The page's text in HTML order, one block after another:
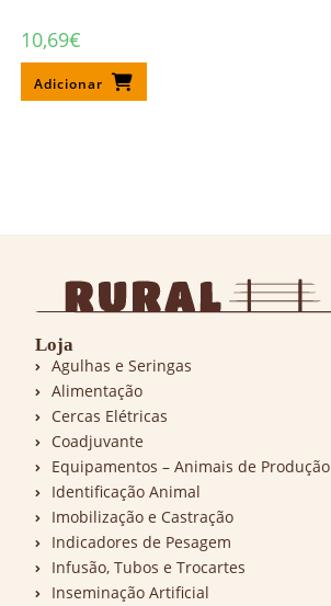
10,69€
Adicionar
Loja
Agulhas e Seringas
Alimentação
Cercas Elétricas
Coadjuvante
Equipamentos – Animais de Produção
Identificação Animal
Imobilização e Castração
Indicadores de Pesagem
Infusão, Tubos e Trocartes
Inseminação Artificial